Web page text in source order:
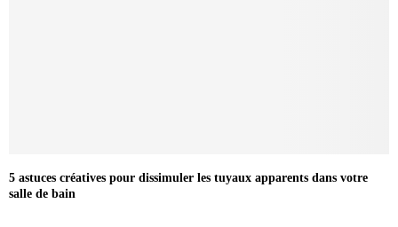
5 astuces créatives pour dissimuler les tuyaux apparents dans votre
salle de bain